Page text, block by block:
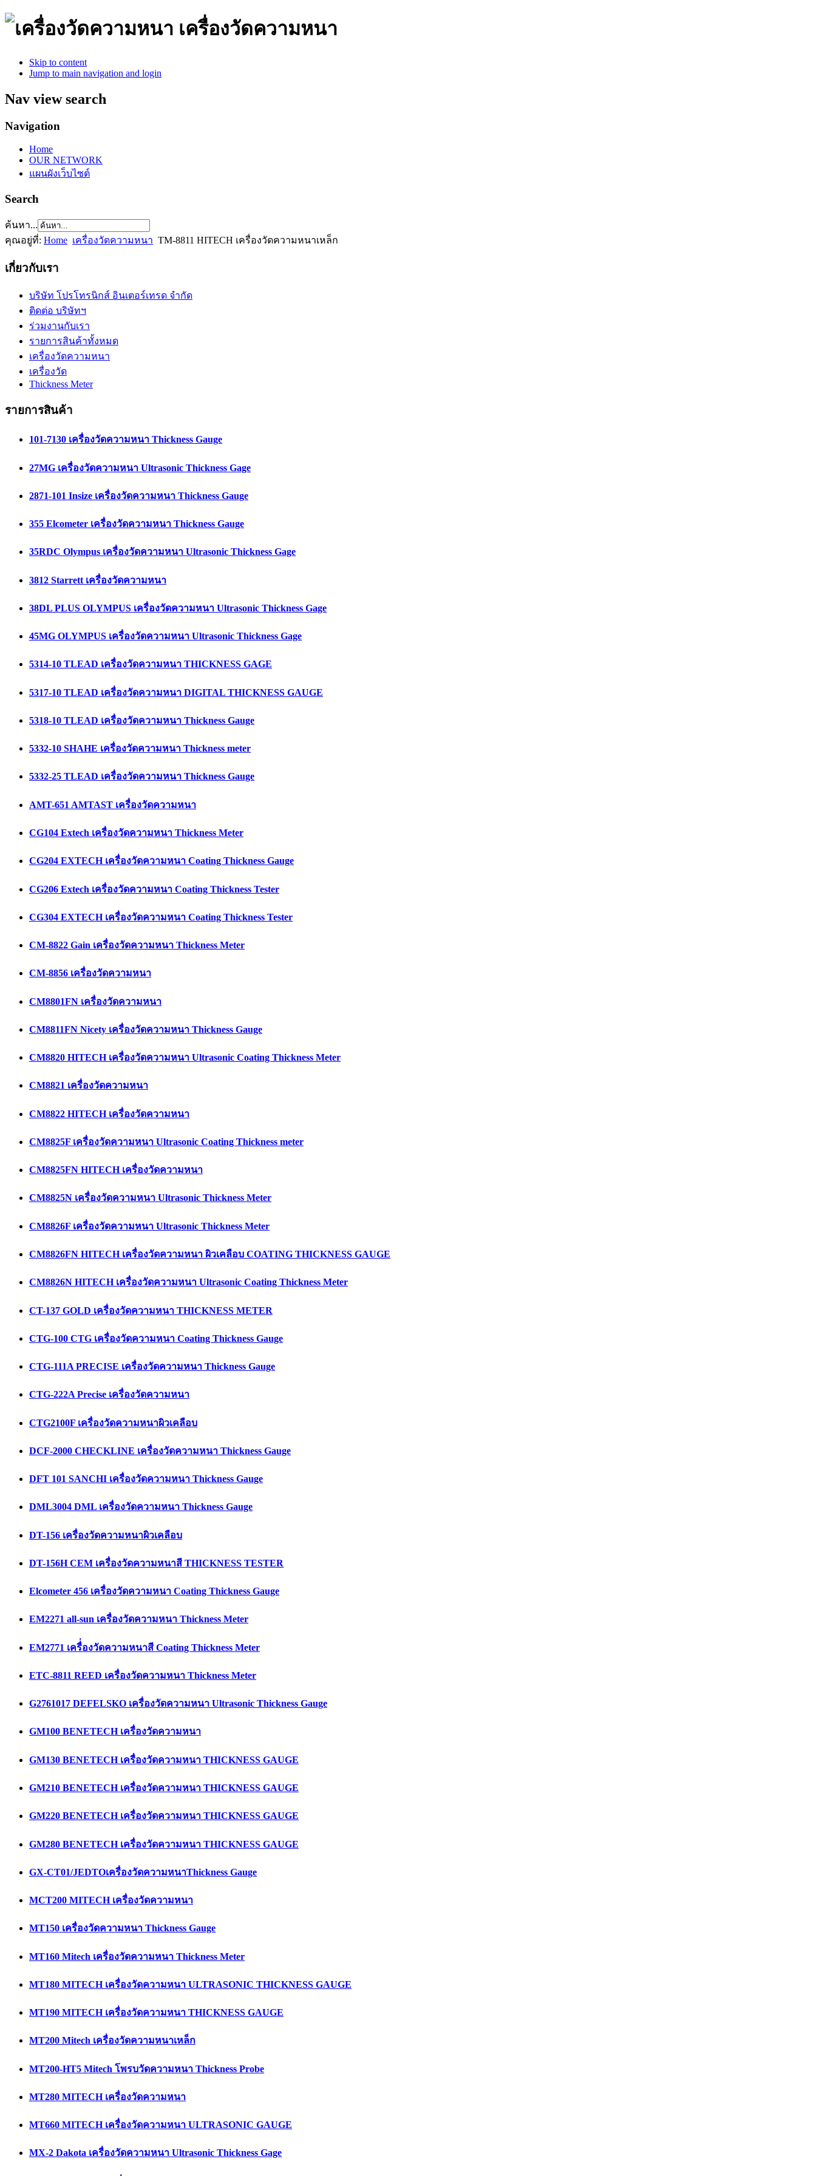
เครื่องวัดความหนา
Skip to content
Jump to main navigation and login
Nav view search
Navigation
Home
OUR NETWORK
แผนผังเว็บไซต์
Search
ค้นหา...
คุณอยู่ที่: Home เครื่องวัดความหนา TM-8811 HITECH เครื่องวัดความหนาเหล็ก
เกี่ยวกับเรา
บริษัท โปรโทรนิกส์ อินเตอร์เทรด จำกัด
ติดต่อ บริษัทฯ
ร่วมงานกับเรา
รายการสินค้าทั้งหมด
เครื่องวัดความหนา
เครื่องวัด
Thickness Meter
รายการสินค้า
101-7130 เครื่องวัดความหนา Thickness Gauge
27MG เครื่องวัดความหนา Ultrasonic Thickness Gage
2871-101 Insize เครื่องวัดความหนา Thickness Gauge
355 Elcometer เครื่องวัดความหนา Thickness Gauge
35RDC Olympus เครื่องวัดความหนา Ultrasonic Thickness Gage
3812 Starrett เครื่องวัดความหนา
38DL PLUS OLYMPUS เครื่องวัดความหนา Ultrasonic Thickness Gage
45MG OLYMPUS เครื่องวัดความหนา Ultrasonic Thickness Gage
5314-10 TLEAD เครื่องวัดความหนา THICKNESS GAGE
5317-10 TLEAD เครื่องวัดความหนา DIGITAL THICKNESS GAUGE
5318-10 TLEAD เครื่องวัดความหนา Thickness Gauge
5332-10 SHAHE เครื่องวัดความหนา Thickness meter
5332-25 TLEAD เครื่องวัดความหนา Thickness Gauge
AMT-651 AMTAST เครื่องวัดความหนา
CG104 Extech เครื่องวัดความหนา Thickness Meter
CG204 EXTECH เครื่องวัดความหนา Coating Thickness Gauge
CG206 Extech เครื่องวัดความหนา Coating Thickness Tester
CG304 EXTECH เครื่องวัดความหนา Coating Thickness Tester
CM-8822 Gain เครื่องวัดความหนา Thickness Meter
CM-8856 เครื่องวัดความหนา
CM8801FN เครื่องวัดความหนา
CM8811FN Nicety เครื่องวัดความหนา Thickness Gauge
CM8820 HITECH เครื่องวัดความหนา Ultrasonic Coating Thickness Meter
CM8821 เครื่องวัดความหนา
CM8822 HITECH เครื่องวัดความหนา
CM8825F เครื่องวัดความหนา Ultrasonic Coating Thickness meter
CM8825FN HITECH เครื่องวัดความหนา
CM8825N เครื่องวัดความหนา Ultrasonic Thickness Meter
CM8826F เครื่องวัดความหนา Ultrasonic Thickness Meter
CM8826FN HITECH เครื่องวัดความหนา ผิวเคลือบ COATING THICKNESS GAUGE
CM8826N HITECH เครื่องวัดความหนา Ultrasonic Coating Thickness Meter
CT-137 GOLD เครื่องวัดความหนา THICKNESS METER
CTG-100 CTG เครื่องวัดความหนา Coating Thickness Gauge
CTG-111A PRECISE เครื่องวัดความหนา Thickness Gauge
CTG-222A Precise เครื่องวัดความหนา
CTG2100F เครื่องวัดความหนาผิวเคลือบ
DCF-2000 CHECKLINE เครื่องวัดความหนา Thickness Gauge
DFT 101 SANCHI เครื่องวัดความหนา Thickness Gauge
DML3004 DML เครื่องวัดความหนา Thickness Gauge
DT-156 เครื่องวัดความหนาผิวเคลือบ
DT-156H CEM เครื่องวัดความหนาสี THICKNESS TESTER
Elcometer 456 เครื่องวัดความหนา Coating Thickness Gauge
EM2271 all-sun เครื่องวัดความหนา Thickness Meter
EM2771 เครื่่องวัดความหนาสี Coating Thickness Meter
ETC-8811 REED เครื่องวัดความหนา Thickness Meter
G2761017 DEFELSKO เครื่องวัดความหนา Ultrasonic Thickness Gauge
GM100 BENETECH เครื่องวัดความหนา
GM130 BENETECH เครื่องวัดความหนา THICKNESS GAUGE
GM210 BENETECH เครื่องวัดความหนา THICKNESS GAUGE
GM220 BENETECH เครื่องวัดความหนา THICKNESS GAUGE
GM280 BENETECH เครื่องวัดความหนา THICKNESS GAUGE
GX-CT01/JEDTOเครื่องวัดความหนาThickness Gauge
MCT200 MITECH เครื่องวัดความหนา
MT150 เครื่องวัดความหนา Thickness Gauge
MT160 Mitech เครื่องวัดความหนา Thickness Meter
MT180 MITECH เครื่องวัดความหนา ULTRASONIC THICKNESS GAUGE
MT190 MITECH เครื่องวัดความหนา THICKNESS GAUGE
MT200 Mitech เครื่องวัดความหนาเหล็ก
MT200-HT5 Mitech โพรบวัดความหนา Thickness Probe
MT280 MITECH เครื่องวัดความหนา
MT660 MITECH เครื่องวัดความหนา ULTRASONIC GAUGE
MX-2 Dakota เครื่องวัดความหนา Ultrasonic Thickness Gage